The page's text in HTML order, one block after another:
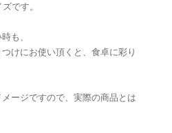
です。
も、
けにお使い頂くと、食卓に彩り
ージですので、実際の商品とは